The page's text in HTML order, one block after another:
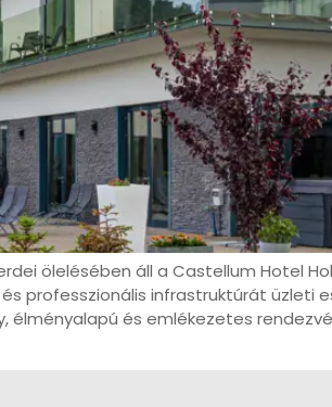
ölelésében áll a Castellum Hotel
professzionális infrastruktúrát üzleti
és emlékezetes